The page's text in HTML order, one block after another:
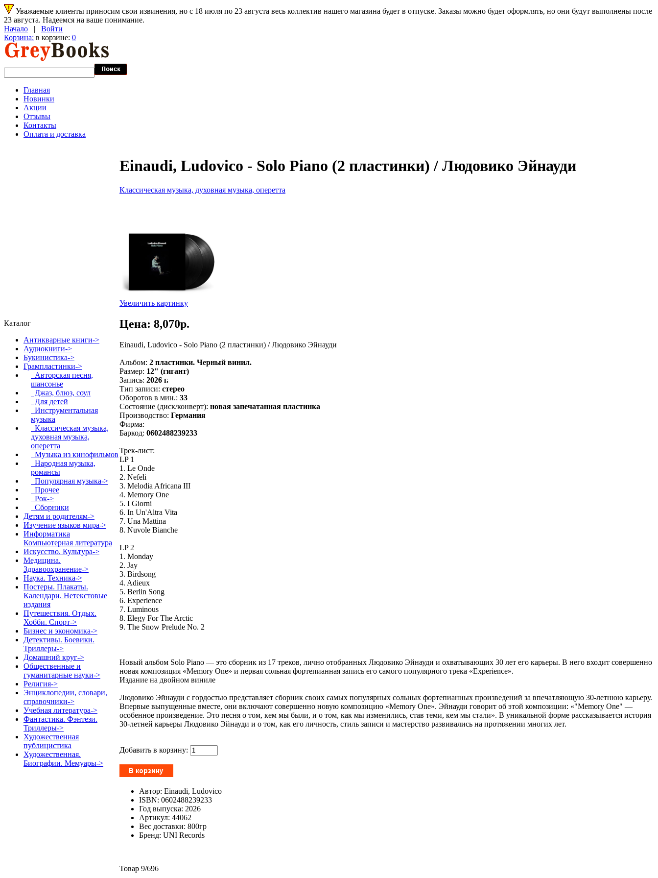
Уважаемые клиенты приносим свои извинения, но с 18 июля по 23 августа весь коллектив нашего магазина будет в отпуске. Заказы можно будет оформлять, но они будут выполнены после
23 августа. Надеемся на ваше понимание.
Начало | Войти
Корзина: в корзине: 0
Главная
Новинки
Акции
Отзывы
Контакты
Оплата и доставка
Каталог
Антикварные книги->
Аудиокниги->
Букинистика->
Грампластинки->
Авторская песня,
шансонье
Джаз, блюз, соул
Для детей
Инструментальная
музыка
Классическая музыка,
духовная музыка,
оперетта
Музыка из кинофильмов
Народная музыка,
романсы
Популярная музыка->
Прочее
Рок->
Сборники
Детям и родителям->
Изучение языков мира->
Информатика
Компьютерная литература
Искусство. Культура->
Медицина.
Здравоохранение->
Наука. Техника->
Постеры. Плакаты.
Календари. Нетекстовые
издания
Путешествия. Отдых.
Хобби. Спорт->
Бизнес и экономика->
Детективы. Боевики.
Триллеры->
Домашний круг->
Общественные и
гуманитарные науки->
Религия->
Энциклопедии, словари,
справочники->
Учебная литература->
Фантастика. Фэнтези.
Триллеры->
Художественная
публицистика
Художественная.
Биографии. Мемуары->
Einaudi, Ludovico - Solo Piano (2 пластинки) / Людовико Эйнауди
Классическая музыка, духовная музыка, оперетта
Увеличить картинку
Цена: 8,070p.
Einaudi, Ludovico - Solo Piano (2 пластинки) / Людовико Эйнауди
Альбом: 2 пластинки. Черный винил.
Размер: 12" (гигант)
Запись: 2026 г.
Тип записи: стерео
Оборотов в мин.: 33
Состояние (диск/конверт): новая запечатанная пластинка
Производство: Германия
Фирма:
Баркод: 0602488239233
Трек-лист:
LP 1
1. Le Onde
2. Nefeli
3. Melodia Africana III
4. Memory One
5. I Giorni
6. In Un'Altra Vita
7. Una Mattina
8. Nuvole Bianche
LP 2
1. Monday
2. Jay
3. Birdsong
4. Adieux
5. Berlin Song
6. Experience
7. Luminous
8. Elegy For The Arctic
9. The Snow Prelude No. 2
Новый альбом Solo Piano — это сборник из 17 треков, лично отобранных Людовико Эйнауди и охватывающих 30 лет его карьеры. В него входит совершенно
новая композиция «Memory One» и первая сольная фортепианная запись его самого популярного трека «Experience».
Издание на двойном виниле
Людовико Эйнауди с гордостью представляет сборник своих самых популярных сольных фортепианных произведений за впечатляющую 30-летнюю карьеру.
Впервые выпущенные вместе, они включают совершенно новую композицию «Memory One». Эйнауди говорит об этой композиции: «"Memory One" —
особенное произведение. Это песня о том, кем мы были, и о том, как мы изменились, став теми, кем мы стали». В уникальной форме рассказывается история
30-летней карьеры Людовико Эйнауди и о том, как его личность, стиль записи и мастерство развивались на протяжении многих лет.
Добавить в корзину:
Автор: Einaudi, Ludovico
ISBN: 0602488239233
Год выпуска: 2026
Артикул: 44062
Вес доставки: 800гр
Бренд: UNI Records
Товар 9/696